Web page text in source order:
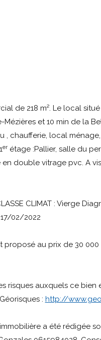
de 218 m². Le local
Mézières et 10 min de la
, chaufferie, local
erétage :Pallier, salle du
en double vitrage pvc. A
CLIMAT : Vierge
02/2022
proposé au prix de 30
risques auxquels ce bien
: http://
a été rédigée